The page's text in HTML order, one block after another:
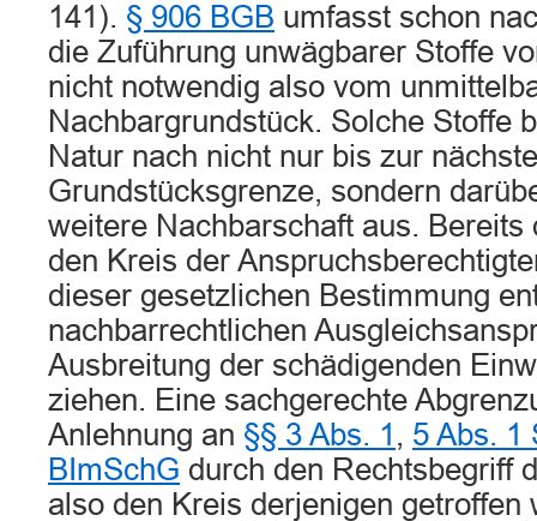
141). § 906 BGB umfasst schon
die Zuführung unwägbarer Stoffe
nicht notwendig also vom
Nachbargrundstück. Solche Stoffe
Natur nach nicht nur bis zur
Grundstücksgrenze, sondern
weitere Nachbarschaft aus. Bereits
den Kreis der
dieser gesetzlichen Bestimmung
nachbarrechtlichen
Ausbreitung der schädigenden
ziehen. Eine sachgerechte
Anlehnung an §§ 3 Abs. 1 , 5 Abs. 1
BImSchG durch den Rechtsbegriff
also den Kreis derjenigen getroffen